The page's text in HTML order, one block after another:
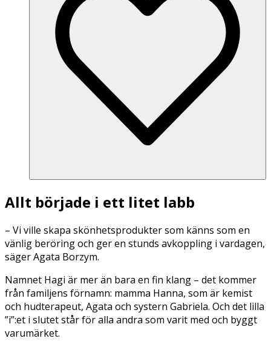
Allt började i ett litet labb
– Vi ville skapa skönhetsprodukter som känns som en
vänlig beröring och ger en stunds avkoppling i vardagen,
säger Agata Borzym.
Namnet Hagi är mer än bara en fin klang – det kommer
från familjens förnamn: mamma Hanna, som är kemist
och hudterapeut, Agata och systern Gabriela. Och det lilla
”i”:et i slutet står för alla andra som varit med och byggt
varumärket.